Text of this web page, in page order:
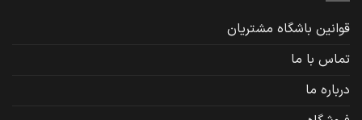
قوانین باشگاه مشتریان
تماس با ما
درباره ما